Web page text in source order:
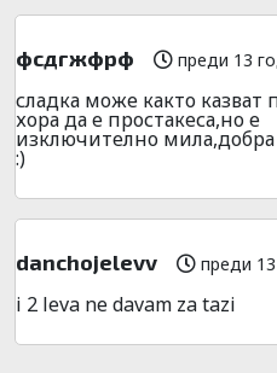
фсдгжфрф преди 13
сладка може както казват
хора да е простакеса,но е
изключително мила,добра
:)
danchojelevv преди
i 2 leva ne davam za tazi